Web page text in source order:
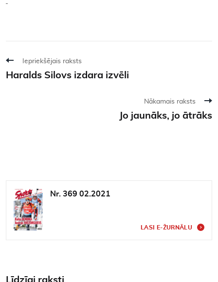
Iepriekšējais raksts
Haralds Silovs izdara izvēli
Nākamais raksts
Jo jaunāks, jo ātrāks
Nr. 369 02.2021
LASI E-ŽURNĀLU